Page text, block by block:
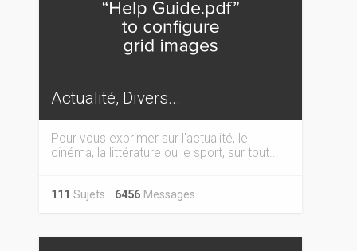
Actualité, Divers...
Pour vous exprimer sur l'actualité, le
cinéma, la littérature ou le sport, sur tout...
111 Sujets 6456Messages